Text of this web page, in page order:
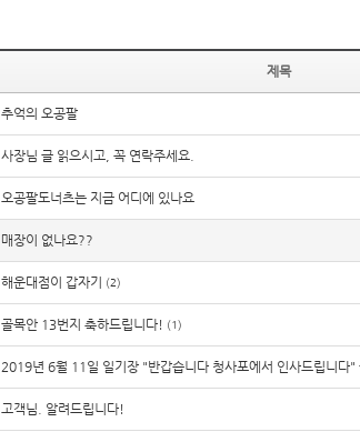
제목
추억의 오공팔
사장님 글 읽으시고, 꼭 연락주세요.
오공팔도너츠는 지금 어디에 있나요
매장이 없나요??
해운대점이 갑자기 (2)
골목안 13번지 축하드립니다! (1)
2019년 6월 11일 일기장 "반갑습니다 청사포에서 인사드립니다"
고객님. 알려드립니다!